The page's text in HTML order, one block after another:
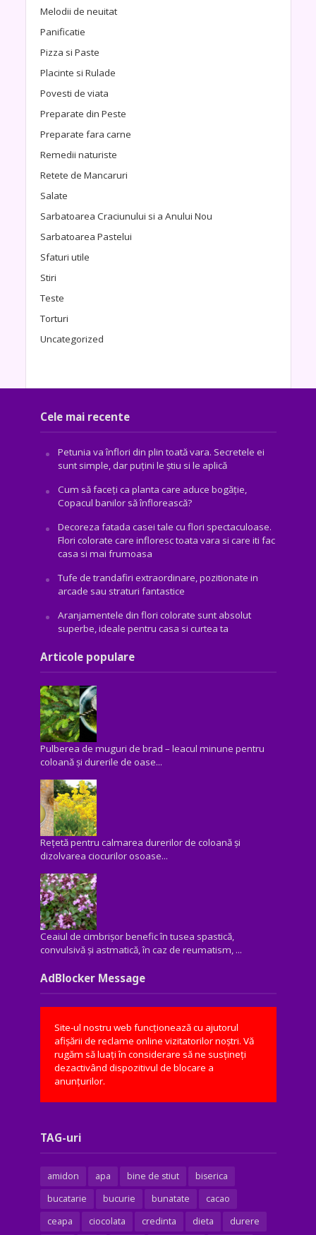
Melodii de neuitat
Panificatie
Pizza si Paste
Placinte si Rulade
Povesti de viata
Preparate din Peste
Preparate fara carne
Remedii naturiste
Retete de Mancaruri
Salate
Sarbatoarea Craciunului si a Anului Nou
Sarbatoarea Pastelui
Sfaturi utile
Stiri
Teste
Torturi
Uncategorized
Cele mai recente
Petunia va înflori din plin toată vara. Secretele ei
sunt simple, dar puțini le știu si le aplică
Cum să faceți ca planta care aduce bogăţie,
Copacul banilor să înflorească?
Decoreza fatada casei tale cu flori spectaculoase.
Flori colorate care infloresc toata vara si care iti fac
casa si mai frumoasa
Tufe de trandafiri extraordinare, pozitionate in
arcade sau straturi fantastice
Aranjamentele din flori colorate sunt absolut
superbe, ideale pentru casa si curtea ta
Articole populare
Pulberea de muguri de brad – leacul minune pentru
coloană și durerile de oase...
Rețetă pentru calmarea durerilor de coloană și
dizolvarea ciocurilor osoase...
Ceaiul de cimbrișor benefic în tusea spastică,
convulsivă şi astmatică, în caz de reumatism, ...
AdBlocker Message
Site-ul nostru web funcționează cu ajutorul
afișării de reclame online vizitatorilor noștri. Vă
rugăm să luați în considerare să ne susțineți
dezactivând dispozitivul de blocare a
anunțurilor.
TAG-uri
amidon apa bine de stiut
biserica
bucatarie
bucurie bunatate
cacao
ceapa
ciocolata credinta dieta durere